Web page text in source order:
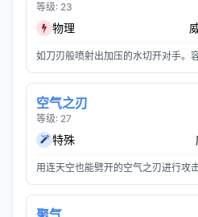
等级: 23
物理
如刀刃般喷射出加压的水切开对手。
空气之刃
等级: 27
特殊
用连天空也能劈开的空气之刃进行攻